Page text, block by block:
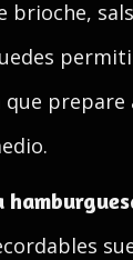
brioche,
prepare